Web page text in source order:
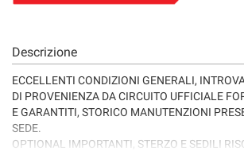
Descrizione
ECCELLENTI CONDIZIONI GENERALI,
DI PROVENIENZA DA CIRCUITO UFFICIALE
E GARANTITI, STORICO MANUTENZIONI
SEDE.
OPTIONAL IMPORTANTI, STERZO E SEDILI